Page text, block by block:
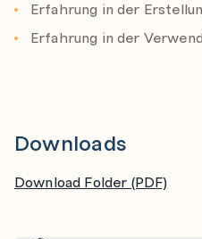
Inserts, Updates, und
Implementierung des
Ambient Transactions
EF Core und NoSQL
Erfahrung in der
Erfahrung in der
Downloads
Download Folder (PDF)